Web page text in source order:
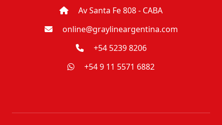
Av Santa Fe 808 - CABA
online@graylineargentina.com
+54 5239 8206
+54 9 11 5571 6882